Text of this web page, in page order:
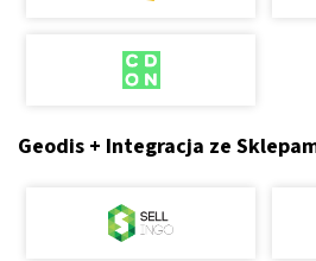
Geodis + Integracja ze